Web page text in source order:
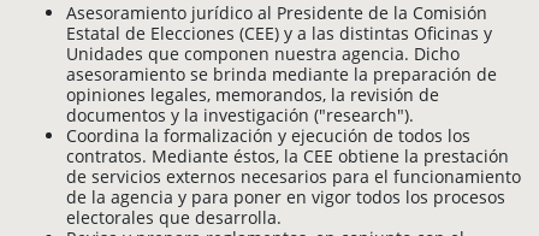
Asesoramiento jurídico al Presidente de la Comisión
Estatal de Elecciones (CEE) y a las distintas Oficinas y
Unidades que componen nuestra agencia. Dicho
asesoramiento se brinda mediante la preparación de
opiniones legales, memorandos, la revisión de
documentos y la investigación ("research").
Coordina la formalización y ejecución de todos los
contratos. Mediante éstos, la CEE obtiene la prestación
de servicios externos necesarios para el funcionamiento
de la agencia y para poner en vigor todos los procesos
electorales que desarrolla.